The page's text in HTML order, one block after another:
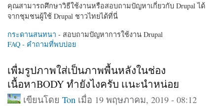
คุณสามารถศึกษาวิธีใช้งานหรือสอบถามปัญหาเกี่ยวกับ Drupal ได้
จากชุมชนผู้ใช้ Drupal ชาวไทยได้ที่นี่
กระดานสนทนา - สอบถามปัญหาการใช้งาน Drupal
FAQ - คำถามที่พบบ่อย
เพื่มรูปภาพใส่เป็นภาพพื้นหลังในช่อง
เนื้อหาBODY ทำยังไงครับ เเนะนำหน่อย
เขียนโดย Ton เมื่อ 19 พฤษภาคม, 2019 - 08:12